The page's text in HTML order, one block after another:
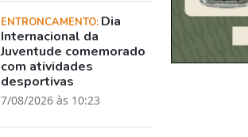
ENTRONCAMENTO: Dia
Internacional da
Juventude comemorado
com atividades
desportivas
7/08/2026 às 10:23